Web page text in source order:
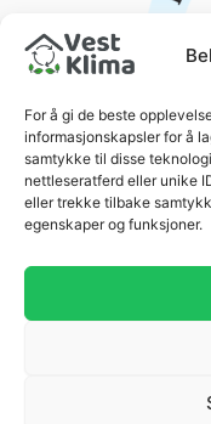
For å gi de beste
informasjonskapsler for å
samtykke til disse
nettleseratferd eller unike
eller trekke tilbake
egenskaper og funksjoner.